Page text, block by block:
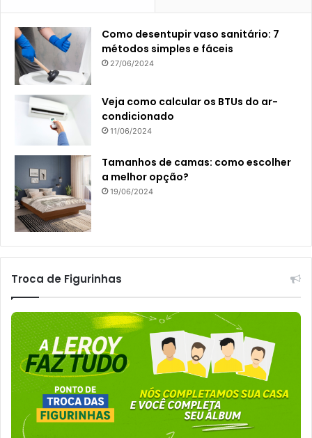
Como desentupir vaso sanitário: 7
métodos simples e fáceis
27/06/2024
Veja como calcular os BTUs do ar-
condicionado
11/06/2024
Tamanhos de camas: como escolher
a melhor opção?
19/06/2024
Troca de Figurinhas